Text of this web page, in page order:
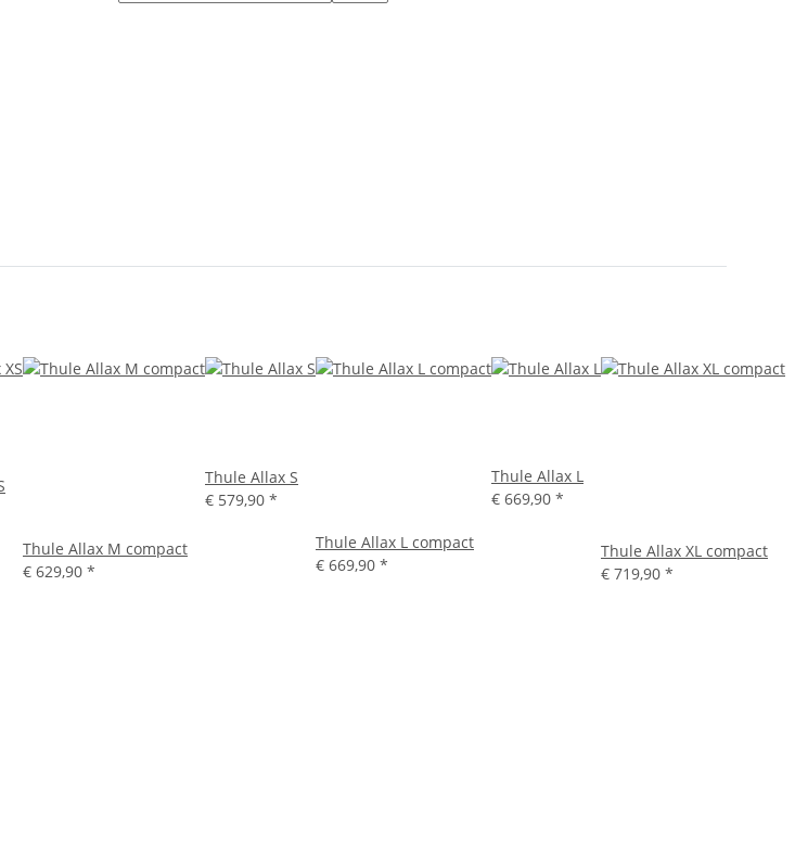
Thule Allax M compact
€ 629,90 *
Thule Allax S
€ 579,90 *
Thule Allax L compact
€ 669,90 *
Thule Allax L
€ 669,90 *
Thule Allax XL compact
€ 719,90 *